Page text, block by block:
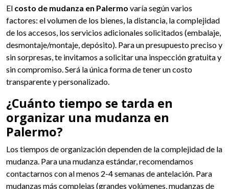
El costo de mudanza en Palermo varía según varios
factores: el volumen de los bienes, la distancia, la complejidad
de los accesos, los servicios adicionales solicitados (embalaje,
desmontaje/montaje, depósito). Para un presupuesto preciso y
sin sorpresas, te invitamos a solicitar una inspección gratuita y
sin compromiso. Será la única forma de tener un costo
transparente y personalizado.
¿Cuánto tiempo se tarda en
organizar una mudanza en
Palermo?
Los tiempos de organización dependen de la complejidad de la
mudanza. Para una mudanza estándar, recomendamos
contactarnos con al menos 2-4 semanas de antelación. Para
mudanzas más complejas (grandes volúmenes, mudanzas de